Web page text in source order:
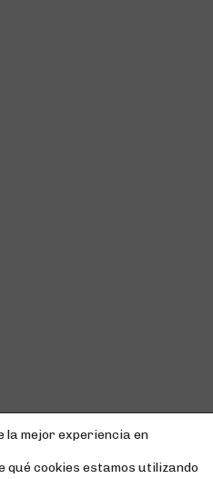
| AEPUMA
la mejor experiencia en
qué cookies estamos utilizando